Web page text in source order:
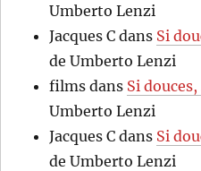
Umberto Lenzi
Jacques C dans Si
de Umberto Lenzi
films dans Si
Umberto Lenzi
Jacques C dans Si
de Umberto Lenzi